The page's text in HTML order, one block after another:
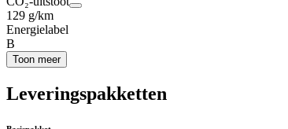
129 g/km
Energielabel
B
Toon meer
Leveringspakketten